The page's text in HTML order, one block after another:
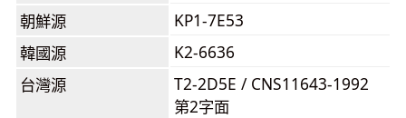
朝鮮源
KP1-7E53
韓國源
K2-6636
台灣源
T2-2D5E / CNS11643-1992
第2字面